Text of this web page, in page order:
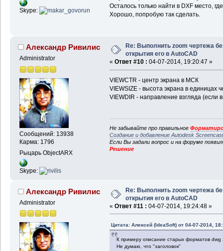
Skype:
Осталось только найти в DXF место,
Хорошо, попробую так сделать.
Александр Ривилис
Administrator
Сообщений: 13938
Карма: 1796
Рыцарь ObjectARX
Skype:
Re: Выполнить zoom чертежа
открытия его в AutoCAD
« Ответ #10 : 04-07-2014, 19:20:47 »
VIEWCTR - центр экрана в МСК
VIEWSIZE - высота экрана в единицах
VIEWDIR - направление взгляда (если
Не забывайте про правильное
Создание и добавление Autodesk
Если Вы задали вопрос и на форуме
Решение
Александр Ривилис
Administrator
Re: Выполнить zoom чертежа
открытия его в AutoCAD
« Ответ #11 : 04-07-2014, 19:24:48 »
Цитата: Алексей (IdeaSoft) от 04-07-2014,
К примеру описание старых форматов dwg
Не думаю, что "заголовок"